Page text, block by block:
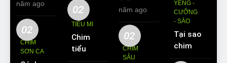
năm ago
02
CHIM
SƠN CA
02
TIỂU MI
Chim
tiểu mi
ăn gì?
năm ago
02
CHIM
SÂU
YỂNG -
CƯỠNG
- SÁO
Tại sao
chim
Sáo lại